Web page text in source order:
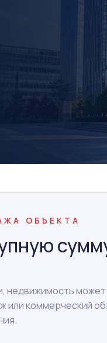
ОБЪЕКТА
недвижимость
или коммерческий